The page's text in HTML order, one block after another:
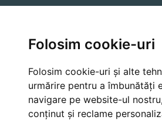
Folosim cookie-uri
Folosim cookie-uri și alte
urmărire pentru a îmbunătăți
navigare pe website-ul
conținut și reclame
Farmer API
Cancellation and Refund Policies